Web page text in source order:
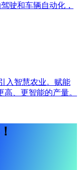
驶和车辆自动化，
入智慧农业。赋能
、更智能的产量。